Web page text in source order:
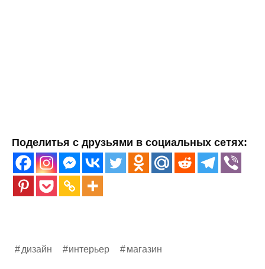
Поделитья с друзьями в социальных сетях:
дизайн интерьер магазин